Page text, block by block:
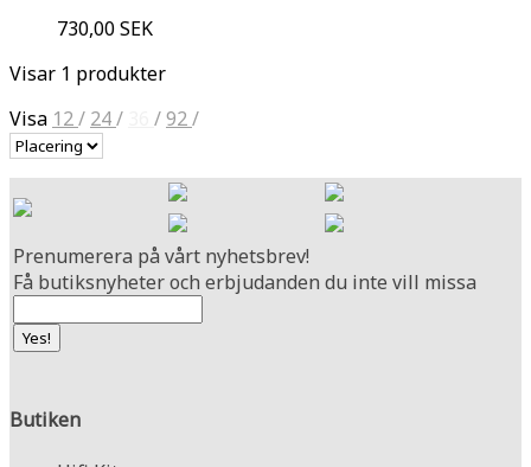
730,00 SEK
Visar 1 produkter
Visa 12/ 24/ /92/
Prenumerera på vårt nyhetsbrev!
Få butiksnyheter och erbjudanden du inte vill missa
Butiken